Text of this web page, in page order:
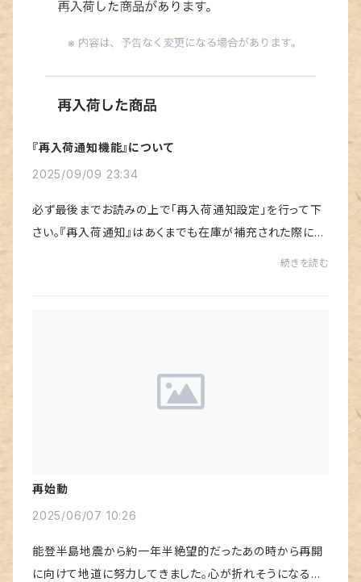
『再入荷通知機能』について
2025/09/09 23:34
必ず最後までお読みの上で「再入荷通知設定」を行って下
さい。『再入荷通知』はあくまでも在庫が補充された際にメ
続きを読む
再始動
2025/06/07 10:26
能登半島地震から約一年半絶望的だったあの時から再開
に向けて地道に努力してきました。心が折れそうになる事